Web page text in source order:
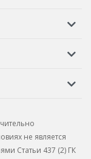
не является
Статьи 437 (2) ГК